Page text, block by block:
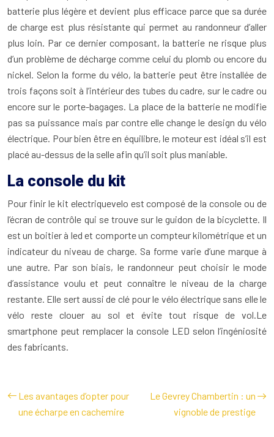
batterie plus légère et devient plus efficace parce que sa durée
de charge est plus résistante qui permet au randonneur d’aller
plus loin. Par ce dernier composant, la batterie ne risque plus
d’un problème de décharge comme celui du plomb ou encore du
nickel. Selon la forme du vélo, la batterie peut être installée de
trois façons soit à l’intérieur des tubes du cadre, sur le cadre ou
encore sur le porte-bagages. La place de la batterie ne modifie
pas sa puissance mais par contre elle change le design du vélo
électrique. Pour bien être en équilibre, le moteur est idéal s’il est
placé au-dessus de la selle afin qu’il soit plus maniable.
La console du kit
Pour finir le kit electriquevelo est composé de la console ou de
l’écran de contrôle qui se trouve sur le guidon de la bicyclette. Il
est un boitier à led et comporte un compteur kilométrique et un
indicateur du niveau de charge. Sa forme varie d’une marque à
une autre. Par son biais, le randonneur peut choisir le mode
d’assistance voulu et peut connaître le niveau de la charge
restante. Elle sert aussi de clé pour le vélo électrique sans elle le
vélo reste clouer au sol et évite tout risque de vol.Le
smartphone peut remplacer la console LED selon l’ingéniosité
des fabricants.
Les avantages d’opter pour
une écharpe en cachemire
Le Gevrey Chambertin : un
vignoble de prestige